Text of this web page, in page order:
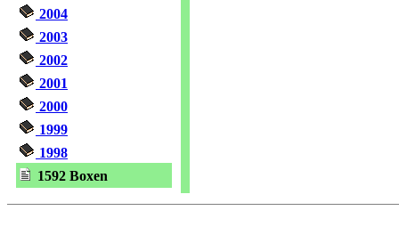
2004
2003
2002
2001
2000
1999
1998
1592 Boxen